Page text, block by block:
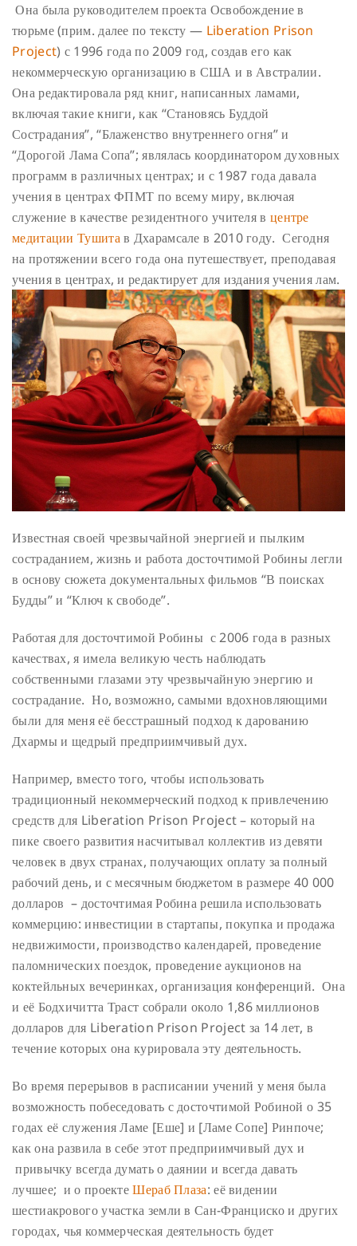
Она была руководителем проекта Освобождение в
тюрьме (прим. далее по тексту — Liberation Prison
Project) с 1996 года по 2009 год, создав его как
некоммерческую организацию в США и в Австралии.
Она редактировала ряд книг, написанных ламами,
включая такие книги, как “Становясь Буддой
Сострадания”, “Блаженство внутреннего огня” и
“Дорогой Лама Сопа”; являлась координатором духовных
программ в различных центрах; и с 1987 года давала
учения в центрах ФПМТ по всему миру, включая
служение в качестве резидентного учителя в центре
медитации Тушитав Дхарамсале в 2010 году. Сегодня
на протяжении всего года она путешествует, преподавая
учения в центрах, и редактирует для издания учения лам.
Известная своей чрезвычайной энергией и пылким
состраданием, жизнь и работа досточтимой Робины легли
в основу сюжета документальных фильмов “В поисках
Будды” и “Ключ к свободе”.
Работая для досточтимой Робины с 2006 года в разных
качествах, я имела великую честь наблюдать
собственными глазами эту чрезвычайную энергию и
сострадание. Но, возможно, самыми вдохновляющими
были для меня её бесстрашный подход к дарованию
Дхармы и щедрый предприимчивый дух.
Например, вместо того, чтобы использовать
традиционный некоммерческий подход к привлечению
средств для Liberation Prison Project – который на
пике своего развития насчитывал коллектив из девяти
человек в двух странах, получающих оплату за полный
рабочий день, и с месячным бюджетом в размере 40 000
долларов – досточтимая Робина решила использовать
коммерцию: инвестиции в стартапы, покупка и продажа
недвижимости, производство календарей, проведение
паломнических поездок, проведение аукционов на
коктейльных вечеринках, организация конференций. Она
и её Бодхичитта Траст собрали около 1,86 миллионов
долларов для Liberation Prison Project за 14 лет, в
течение которых она курировала эту деятельность.
Во время перерывов в расписании учений у меня была
возможность побеседовать с досточтимой Робиной о 35
годах её служения Ламе [Еше] и [Ламе Сопе] Ринпоче;
как она развила в себе этот предприимчивый дух и
привычку всегда думать о даянии и всегда давать
лучшее; и о проектеШераб Плаза: её видении
шестиакрового участка земли в Сан-Франциско и других
городах, чья коммерческая деятельность будет